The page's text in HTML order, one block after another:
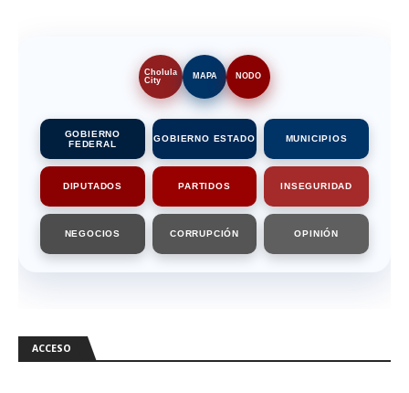
Cholula
City
MAPA NODO
GOBIERNO
FEDERAL
GOBIERNO ESTADO MUNICIPIOS
DIPUTADOS PARTIDOS INSEGURIDAD
NEGOCIOS CORRUPCIÓN OPINIÓN
ACCESO